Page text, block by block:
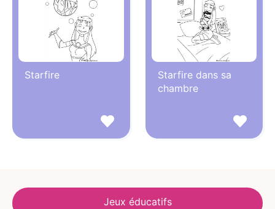
Starfire
Starfire dans sa
chambre
Jeux éducatifs